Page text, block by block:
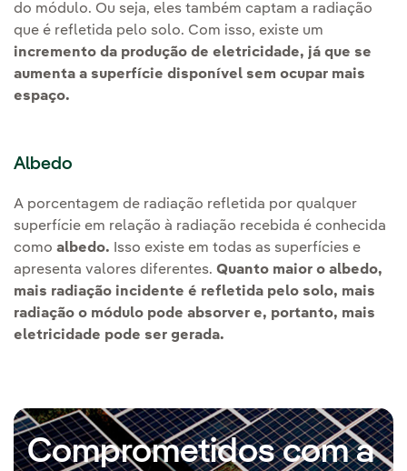
do módulo. Ou seja, eles também captam a radiação
que é refletida pelo solo. Com isso, existe um
incremento da produção de eletricidade, já que se
aumenta a superfície disponível sem ocupar mais
espaço.
Albedo
A porcentagem de radiação refletida por qualquer
superfície em relação à radiação recebida é conhecida
como albedo.
Isso existe em todas as superfícies e
apresenta valores diferentes. Quanto maior o albedo,
mais radiação incidente é refletida pelo solo, mais
radiação o módulo pode absorver e, portanto, mais
eletricidade pode ser gerada.
Comprometidos com a